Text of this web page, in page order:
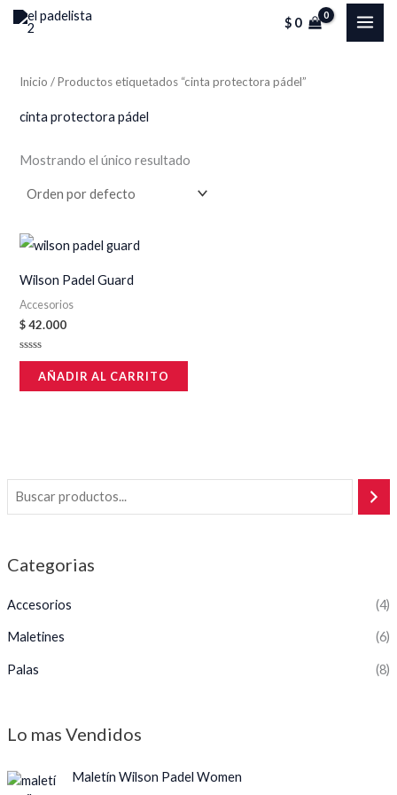
$0
Categorias
Accesorios (4)
Maletines (6)
Palas (8)
Lo mas Vendidos
Maletín Wilson Padel Women
Inicio / Productos etiquetados “cinta protectora pádel”
cinta protectora pádel
Mostrando el único resultado
Wilson Padel Guard
Accesorios
$42.000
Valorado
de
AÑADIR AL CARRITO